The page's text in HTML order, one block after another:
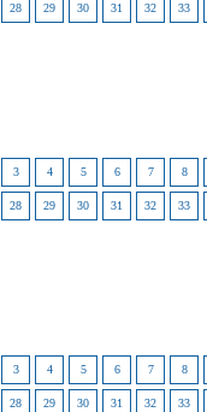
28 29 30 31 32 33
3 4 5 6 7 8
28 29 30 31 32 33
3 4 5 6 7 8
28 29 30 31 32 33